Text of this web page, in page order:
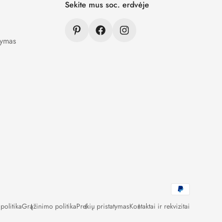
Sekite mus soc. erdvėje
Grąžinimo politikaPrekių pristatymasKontaktai ir rekvizitai